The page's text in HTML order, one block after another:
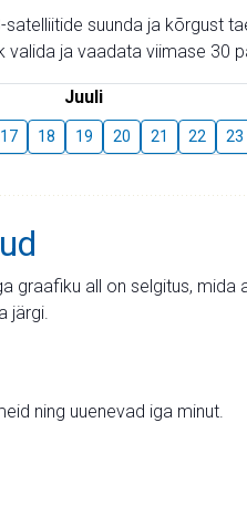
suunda ja kõrgust
ja vaadata viimase 30
Juuli
17 18 19 20 21 22 23
graafiku all on selgitus,
järgi.
ning uuenevad iga minut.